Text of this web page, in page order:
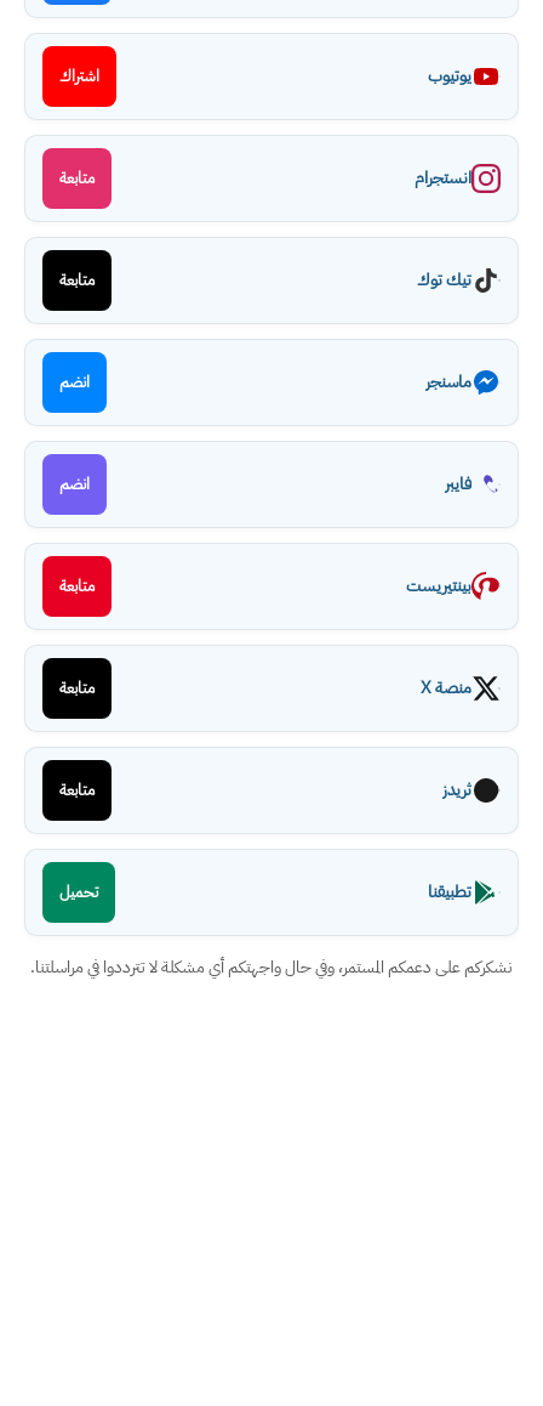
يوتيوب اشتراك
انستجرام متابعة
تيك توك متابعة
ماسنجر انضم
فايبر انضم
بينتيريست متابعة
منصة X متابعة
ثريدز متابعة
تطبيقنا تحميل
نشكركم على دعمكم المستمر، وفي حال واجهتكم أي مشكلة لا تترددوا في مراسلتنا.